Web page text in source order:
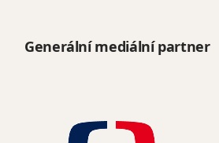
Generální mediální partner